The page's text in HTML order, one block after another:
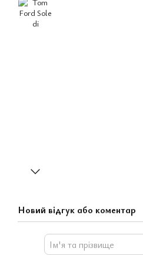
Новий відгук або коментар